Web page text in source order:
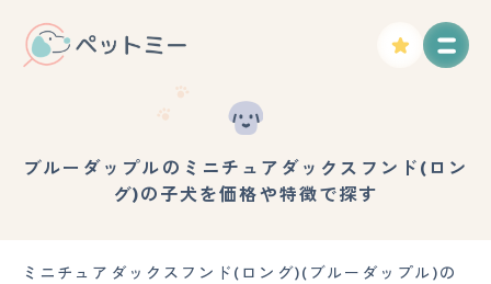
ブルーダップルのミニチュアダックスフンド(ロン
グ)の子犬を価格や特徴で探す
ミニチュアダックスフンド(ロング)(ブルーダップル)の